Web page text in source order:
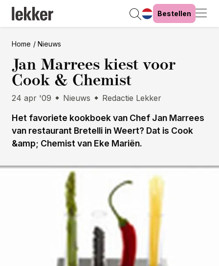
Bestellen
Home Nieuws
Jan Marrees kiest voor
Cook & Chemist
24 apr '09 Nieuws Redactie Lekker
Het favoriete kookboek van Chef Jan Marrees
van restaurant Bretelli in Weert? Dat is Cook
&amp; Chemist van Eke Mariën.